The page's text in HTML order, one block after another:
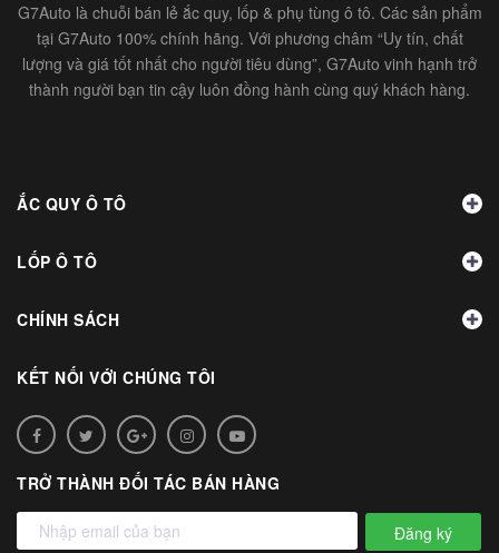
G7Auto là chuỗi bán lẻ ắc quy, lốp & phụ tùng ô tô. Các sản phẩm
tại G7Auto 100% chính hãng. Với phương châm “Uy tín, chất
lượng và giá tốt nhất cho người tiêu dùng”, G7Auto vinh hạnh trở
thành người bạn tin cậy luôn đồng hành cùng quý khách hàng.
ẮC QUY Ô TÔ
LỐP Ô TÔ
CHÍNH SÁCH
KẾT NỐI VỚI CHÚNG TÔI
TRỞ THÀNH ĐỐI TÁC BÁN HÀNG
Đăng ký